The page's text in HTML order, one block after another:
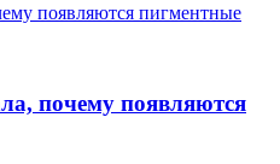
появляются пигментные
почему появляются